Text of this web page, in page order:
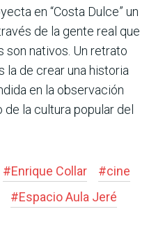
en “Costa Dulce” un
de la gente real que
son nativos. Un retrato
la de crear una historia
en la observación
la cultura popular del
#Enrique Collar #cine
#Espacio Aula Jeré